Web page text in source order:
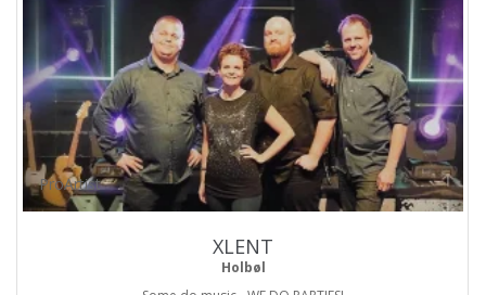
ProArtist
XLENT
Holbøl